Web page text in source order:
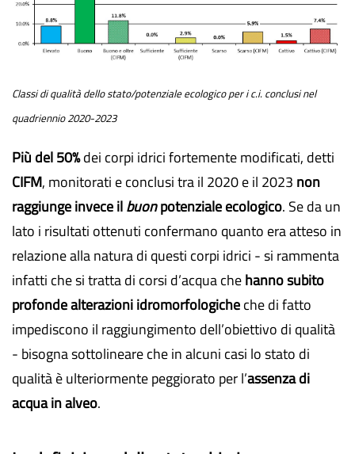
Classi di qualità dello stato/potenziale ecologico per i c.i. conclusi nel
quadriennio 2020-2023
Più del 50%dei corpi idrici fortemente modificati, detti
CIFM, monitorati e conclusi tra il 2020 e il 2023 non
raggiunge invece ilbuonpotenziale ecologico. Se da un
lato i risultati ottenuti confermano quanto era atteso in
relazione alla natura di questi corpi idrici - si rammenta
infatti che si tratta di corsi d’acqua chehanno subito
profonde alterazioni idromorfologicheche di fatto
impediscono il raggiungimento dell’obiettivo di qualità
- bisogna sottolineare che in alcuni casi lo stato di
qualità è ulteriormente peggiorato per l’assenza di
acqua in alveo.